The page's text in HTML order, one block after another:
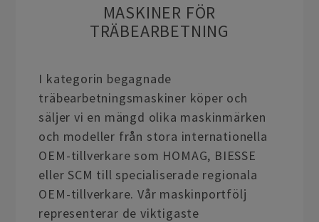
MASKINER FÖR
TRÄBEARBETNING
I kategorin begagnade
träbearbetningsmaskiner köper och
säljer vi en mängd olika maskinmärken
och modeller från stora internationella
OEM-tillverkare som HOMAG, BIESSE
eller SCM till specialiserade regionala
OEM-tillverkare. Vår maskinportfölj
representerar de viktigaste